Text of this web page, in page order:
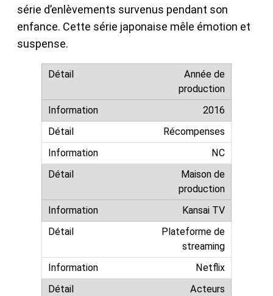
série d’enlèvements survenus pendant son
enfance. Cette série japonaise mêle émotion et
suspense.
Année de
production
2016
Récompenses
NC
Maison de
production
Kansai TV
Plateforme de
streaming
Netflix
Acteurs